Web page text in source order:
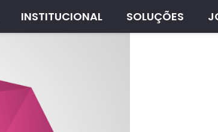
INSTITUCIONAL SOLUÇÕES